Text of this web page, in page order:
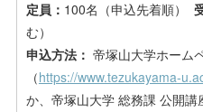
定員： 100名（申込先着順）
む）
申込方法： 帝塚山大学ホーム
（https://www.tezukayama-
か、帝塚山大学 総務課 公開